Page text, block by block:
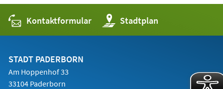
Kontaktformular Stadtplan
(Öffnet
in
einem
STADT PADERBORN
Am Hoppenhof 33
33104 Paderborn